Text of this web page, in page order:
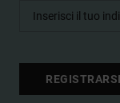
REGISTRARSI